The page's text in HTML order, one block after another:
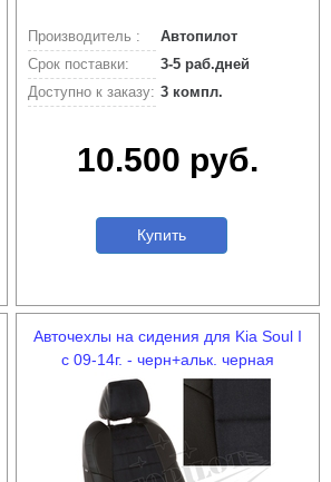
Производитель :
Автопилот
Срок поставки:
3-5 раб.дней
Доступно к заказу: 3 компл.
10.500 руб.
Купить
Авточехлы на сидения для Kia Soul I
с 09-14г. - черн+альк. черная